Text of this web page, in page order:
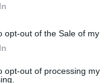
opt-out of the Sale of my
opt-out of processing
na ruime zege
naar Ajax -